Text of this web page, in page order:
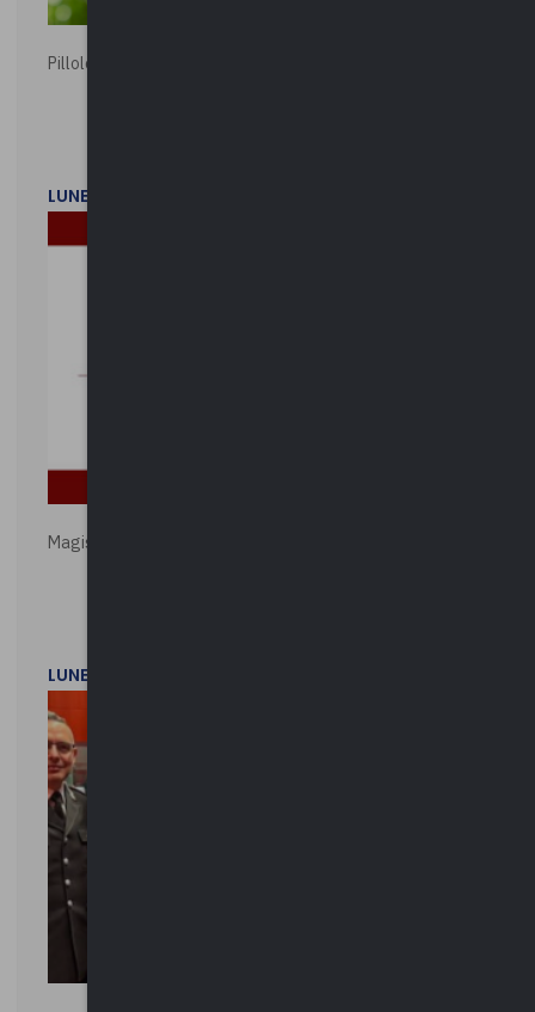
Pillole ambientali | 2026
LUNEDì 2 FEBBRAIO 2026
Magistratura e Costituzione. Le ragioni del SÌ e del NO
LUNEDì 1 DICEMBRE 2025